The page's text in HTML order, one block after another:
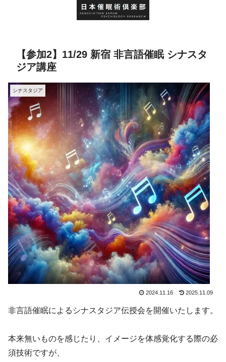
【参加2】11/29 新宿 非言語催眠 シナスタ
ジア講座
シナスタジア
2024.11.16 2025.11.09
非言語催眠によるシナスタジア伝授会を開催いたします。
本来無いものを感じたり、イメージを体感覚化する際の必
須技術ですが、